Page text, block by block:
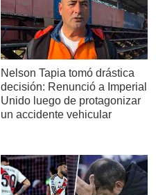
Nelson Tapia tomó drástica
decisión: Renunció a Imperial
Unido luego de protagonizar
un accidente vehicular